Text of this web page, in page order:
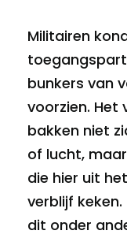
Militairen
bunkers van
voorzien. Het
bakken niet
of lucht,
die hier uit
verblijf keken.
dit onder